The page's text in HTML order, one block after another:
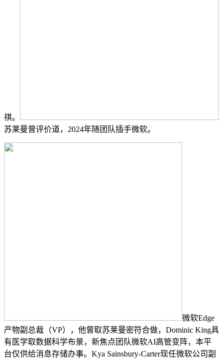
祺。
苏莱曼曾评价道，2024年随团队插手微软。
微软Edge
产物副总裁（VP），他曾取苏莱曼密符合做，Dominic King具
有医学取数据科学布景，新焦点团队微软AI高管变阵，本平
台仅供给消息存储办事。Kya Sainsbury-Carter现任微软公司副